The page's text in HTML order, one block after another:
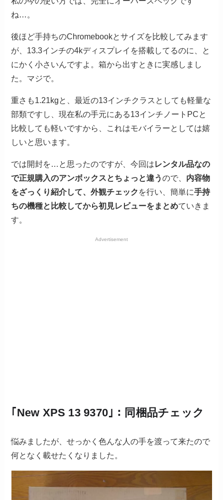
ね…。
後ほど手持ちのChromebookとサイズを比較してみます
が、13.3インチの4kディスプレイを搭載してるのに、と
にかく小さいんですよ。箱から出すときに実感しまし
た。マジで。
重さも1.21kgと、最近の13インチクラスとしても軽量な
部類ですし、現在私の手元にある13インチノートPCと
比較しても軽いですから、これはモバイラーとしては嬉
しいと思います。
では開封を…と思ったのですが、今回はレンタル品なの
で正規購入のアンボックスとちょっと違うので、 内容物
をざっくり紹介して、外観チェック を行い、簡単に手持
ちの機種と比較してから初見レビューをまとめていきま
す。
Advertisement
｢New XPS 13 9370｣：同梱品チェック
悩みましたが、せっかく色んな人の手を渡って来たので
何となく載せたくなりました。